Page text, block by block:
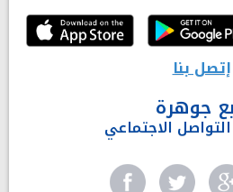
إتصل بنا
جوهرة
الاجتماعي